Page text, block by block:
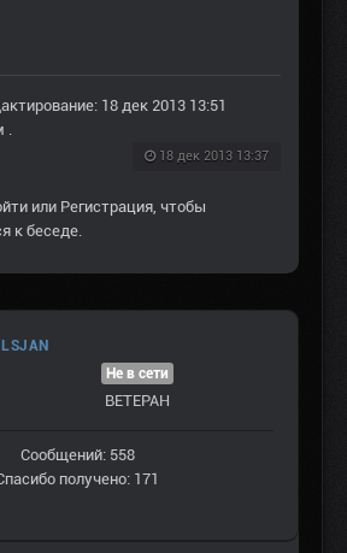
18 дек 2013 13:51
18 дек 2013 13:37
или Регистрация , чтобы
к беседе.
LSJAN
Не в сети
ВЕТЕРАН
Сообщений: 558
получено: 171